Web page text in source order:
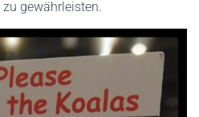
gewährleisten.